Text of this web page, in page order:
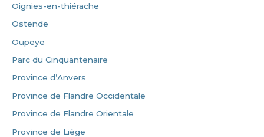
Oignies-en-thiérache
Ostende
Oupeye
Parc du Cinquantenaire
Province d’Anvers
Province de Flandre Occidentale
Province de Flandre Orientale
Province de Liège